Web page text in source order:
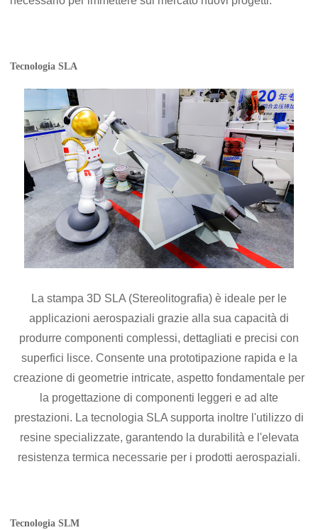
Tecnologia SLA
La stampa 3D SLA (Stereolitografia) è ideale per le
applicazioni aerospaziali grazie alla sua capacità di
produrre componenti complessi, dettagliati e precisi con
superfici lisce. Consente una prototipazione rapida e la
creazione di geometrie intricate, aspetto fondamentale per
la progettazione di componenti leggeri e ad alte
prestazioni. La tecnologia SLA supporta inoltre l'utilizzo di
resine specializzate, garantendo la durabilità e l'elevata
resistenza termica necessarie per i prodotti aerospaziali.
Tecnologia SLM